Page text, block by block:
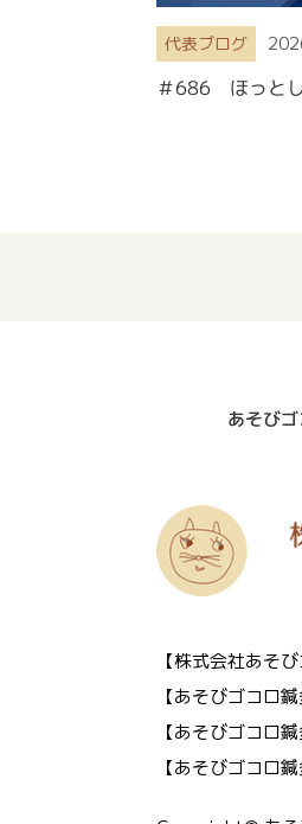
代表ブログ
＃686 ほっと
あそび
【株式会社あそび
【あそびゴコロ
【あそびゴコロ
【あそびゴコロ